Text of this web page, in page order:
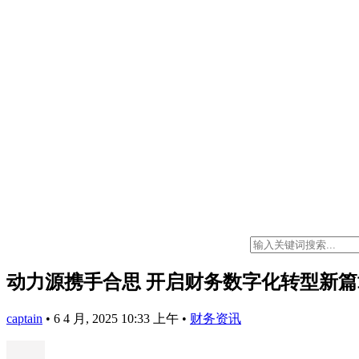
动力源携手合思 开启财务数字化转型新
captain • 6 4 月, 2025 10:33 上午 • 财务资讯